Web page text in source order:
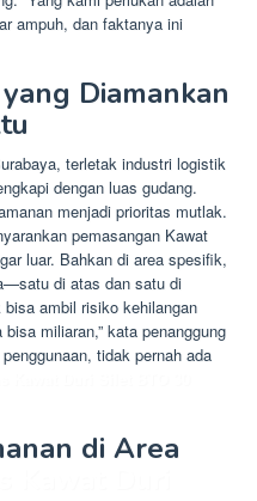
ampuh, dan faktanya ini
Diamankan
terletak industri logistik
dengan luas gudang.
menjadi prioritas mutlak.
pemasangan Kawat
luar. Bahkan di area spesifik,
di atas dan satu di
bisa ambil risiko kehilangan
miliaran,” kata penanggung
tidak pernah ada
di Area